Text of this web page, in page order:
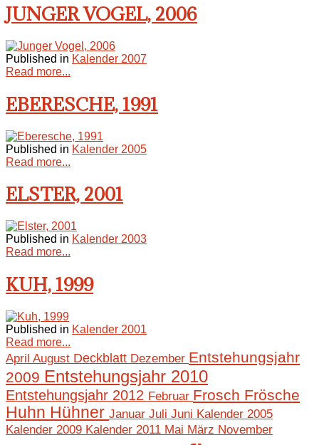
JUNGER VOGEL, 2006
Published in Kalender 2007
Read more...
EBERESCHE, 1991
Published in Kalender 2005
Read more...
ELSTER, 2001
Published in Kalender 2003
Read more...
KUH, 1999
Published in Kalender 2001
Read more...
April August Deckblatt Dezember Entstehungsjahr
2009 Entstehungsjahr 2010
Entstehungsjahr 2012 Februar Frosch Frösche
Huhn Hühner Januar Juli Juni Kalender 2005
Kalender 2009 Kalender 2011 Mai März November